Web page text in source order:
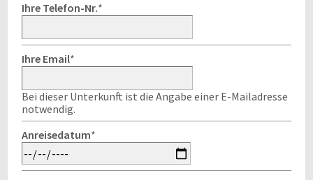
Ihre Telefon-Nr.*
Ihre Email*
Bei dieser Unterkunft ist die Angabe einer E-Mailadresse
notwendig.
Anreisedatum*